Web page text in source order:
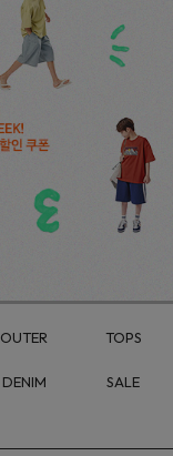
OUTER TOPS
DENIM SALE